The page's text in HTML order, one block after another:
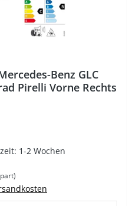
Benz GLC
Pirelli Vorne Rechts
1-2 Wochen